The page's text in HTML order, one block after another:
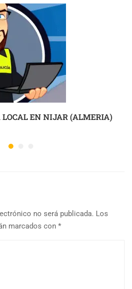
LOCAL EN NIJAR (ALMERIA)
no será publicada. Los
marcados con *